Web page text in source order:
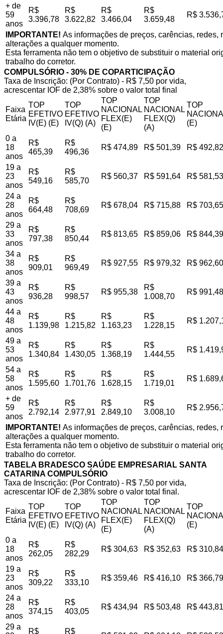
+ de
59
anos
R$
3.396,78
R$
3.622,82
R$
3.466,04
R$
3.659,48
R$
IMPORTANTE! As informações de preços, carências,
alterações a qualquer momento.
Esta ferramenta não tem o objetivo de substituir o material
trabalho do corretor.
COMPULSÓRIO - 30% DE COPARTICIPAÇÃO
Taxa de Inscrição: (Por Contrato) - R$ 7,50 por vida,
acrescentar IOF de 2,38% sobre o valor total final
Faixa
Etária
TOP
EFETIVO
IV(E) (E)
TOP
EFETIVO
IV(Q) (A)
TOP
NACIONAL
FLEX(E)
(E)
TOP
NACIONAL
FLEX(Q)
(A)
TOP
(E)
0 a
18
anos
R$
465,39
R$
496,36
R$ 474,89 R$ 501,39 R$ 492,82
19 a
23
anos
R$
549,16
R$
585,70
R$ 560,37 R$ 591,64 R$ 581,53
24 a
28
anos
R$
664,48
R$
708,69
R$ 678,04 R$ 715,88 R$ 703,65
29 a
33
anos
R$
797,38
R$
850,44
R$ 813,65 R$ 859,06 R$ 844,39
34 a
38
anos
R$
909,01
R$
969,49
R$ 927,55 R$ 979,32 R$ 962,60
39 a
43
anos
R$
936,28
R$
998,57
R$ 955,38
R$
1.008,70
R$ 991,48
44 a
48
anos
R$
1.139,98
R$
1.215,82
R$
1.163,23
R$
1.228,15
R$
49 a
53
anos
R$
1.340,84
R$
1.430,05
R$
1.368,19
R$
1.444,55
R$
54 a
58
anos
R$
1.595,60
R$
1.701,76
R$
1.628,15
R$
1.719,01
R$
+ de
59
anos
R$
2.792,14
R$
2.977,91
R$
2.849,10
R$
3.008,10
R$
IMPORTANTE! As informações de preços, carências,
alterações a qualquer momento.
Esta ferramenta não tem o objetivo de substituir o material
trabalho do corretor.
TABELA BRADESCO SAÚDE EMPRESARIAL SANTA
CATARINA COMPULSÓRIO
Taxa de Inscrição: (Por Contrato) - R$ 7,50 por vida,
acrescentar IOF de 2,38% sobre o valor total final.
Faixa
Etária
TOP
EFETIVO
IV(E) (E)
TOP
EFETIVO
IV(Q) (A)
TOP
NACIONAL
FLEX(E)
(E)
TOP
NACIONAL
FLEX(Q)
(A)
TOP
(E)
0 a
18
anos
R$
262,05
R$
282,29
R$ 304,63 R$ 352,63 R$ 310,84
19 a
23
anos
R$
309,22
R$
333,10
R$ 359,46 R$ 416,10 R$ 366,79
24 a
28
anos
R$
374,15
R$
403,05
R$ 434,94 R$ 503,48 R$ 443,81
29 a
R$ R$